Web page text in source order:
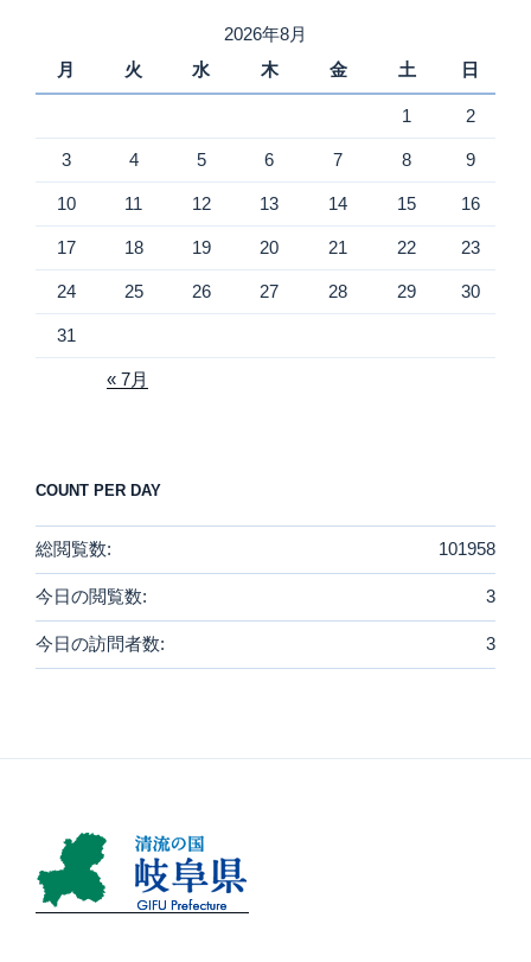
2026年8月
月
火 水 木 金 土 日
1 2
3 4 5 6 7 8 9
10 11 12 13 14 15 16
17 18 19 20 21 22 23
24 25 26 27 28 29 30
31
« 7月
COUNT PER DAY
101958
総閲覧数:
3
今日の閲覧数:
3
今日の訪問者数: